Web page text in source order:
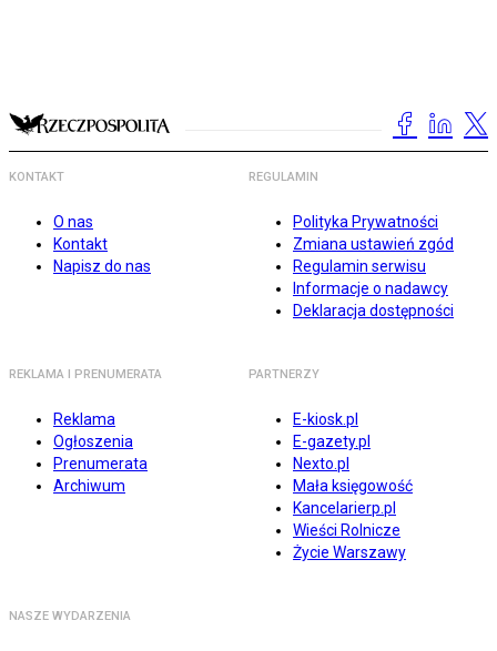
KONTAKT
O nas
Kontakt
Napisz do nas
REGULAMIN
Polityka Prywatności
Zmiana ustawień zgód
Regulamin serwisu
Informacje o nadawcy
Deklaracja dostępności
REKLAMA I PRENUMERATA
Reklama
Ogłoszenia
Prenumerata
Archiwum
PARTNERZY
E-kiosk.pl
E-gazety.pl
Nexto.pl
Mała księgowość
Kancelarierp.pl
Wieści Rolnicze
Życie Warszawy
NASZE WYDARZENIA